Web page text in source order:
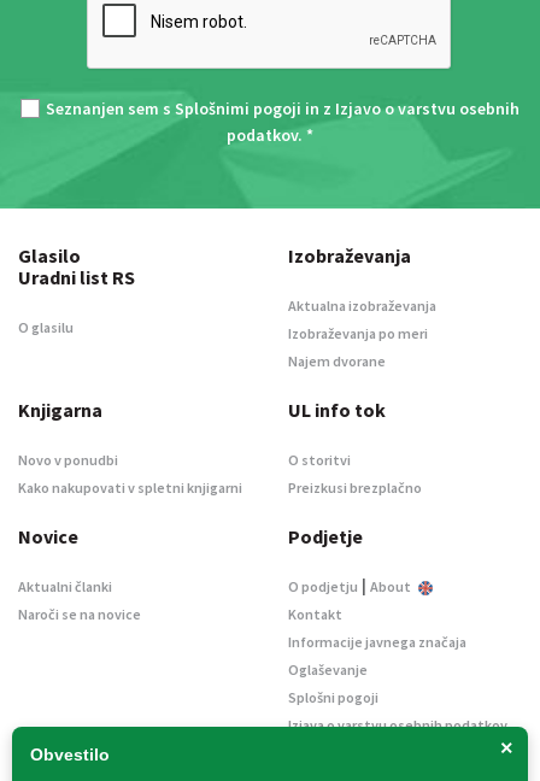
Seznanjen sem s Splošnimi pogoji in z Izjavo o varstvu osebnih
podatkov. *
×
Obvestilo
Glasilo
Uradni list RS
O glasilu
Izobraževanja
Aktualna izobraževanja
Izobraževanja po meri
Najem dvorane
Knjigarna
Novo v ponudbi
Kako nakupovati v spletni knjigarni
UL info tok
O storitvi
Preizkusi brezplačno
Novice
Aktualni članki
Naroči se na novice
Podjetje
O podjetju | About
Kontakt
Informacije javnega značaja
Oglaševanje
Splošni pogoji
Izjava o varstvu osebnih podatkov